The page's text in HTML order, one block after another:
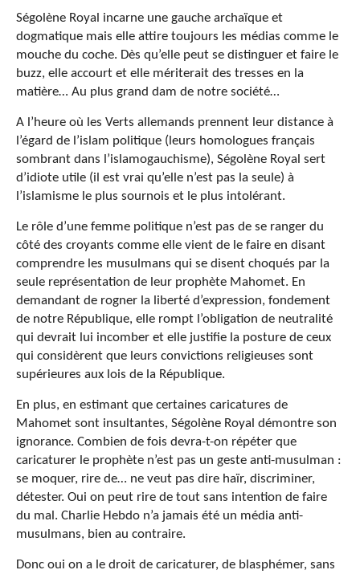
Ségolène Royal incarne une gauche archaïque et
dogmatique mais elle attire toujours les médias comme le
mouche du coche. Dès qu’elle peut se distinguer et faire le
buzz, elle accourt et elle mériterait des tresses en la
matière… Au plus grand dam de notre société…
A l’heure où les Verts allemands prennent leur distance à
l’égard de l’islam politique (leurs homologues français
sombrant dans l’islamogauchisme), Ségolène Royal sert
d’idiote utile (il est vrai qu’elle n’est pas la seule) à
l’islamisme le plus sournois et le plus intolérant.
Le rôle d’une femme politique n’est pas de se ranger du
côté des croyants comme elle vient de le faire en disant
comprendre les musulmans qui se disent choqués par la
seule représentation de leur prophète Mahomet. En
demandant de rogner la liberté d’expression, fondement
de notre République, elle rompt l’obligation de neutralité
qui devrait lui incomber et elle justifie la posture de ceux
qui considèrent que leurs convictions religieuses sont
supérieures aux lois de la République.
En plus, en estimant que certaines caricatures de
Mahomet sont insultantes, Ségolène Royal démontre son
ignorance. Combien de fois devra-t-on répéter que
caricaturer le prophète n’est pas un geste anti-musulman :
se moquer, rire de… ne veut pas dire haïr, discriminer,
détester. Oui on peut rire de tout sans intention de faire
du mal. Charlie Hebdo n’a jamais été un média anti-
musulmans, bien au contraire.
Donc oui on a le droit de caricaturer, de blasphémer, sans